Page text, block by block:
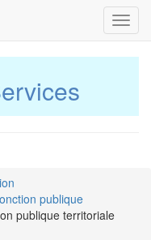
publique
publique territoriale